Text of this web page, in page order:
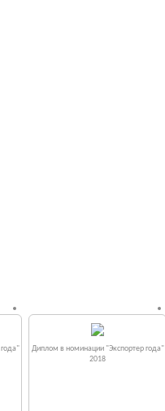
Диплом в номинации "Экспортер года"
2018